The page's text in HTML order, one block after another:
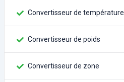
Convertisseur de température
Convertisseur de poids
Convertisseur de zone